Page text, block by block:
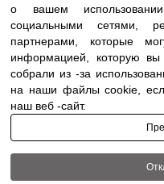
Terms of use
о вашем
социальными сетями,
партнерами, которые
информацией, которую
собрали из -за
на наши файлы cookie,
наш веб -сайт.